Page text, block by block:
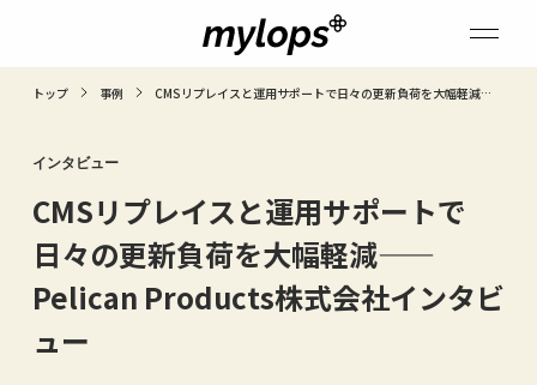
トップ 事例
CMSリプレイスと運用サポートで日々の更新負荷を大幅軽減——
インタビュー
CMSリプレイスと運用サポートで
日々の更新負荷を大幅軽減——
Pelican Products株式会社インタビ
ュー